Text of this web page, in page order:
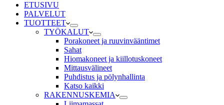
ETUSIVU
PALVELUT
TUOTTEET
TYÖKALUT
Porakoneet ja ruuvinvääntimet
Sahat
Hiomakoneet ja kiillotuskoneet
Mittausvälineet
Puhdistus ja pölynhallinta
Katso kaikki
RAKENNUSKEMIA